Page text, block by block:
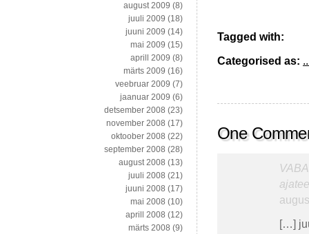
Tagged with:
Categorised as:
One
[…]
august 2009 (8)
juuli 2009 (18)
juuni 2009 (14)
mai 2009 (15)
aprill 2009 (8)
märts 2009 (16)
veebruar 2009 (7)
jaanuar 2009 (6)
detsember 2008 (23)
november 2008 (17)
oktoober 2008 (22)
september 2008 (28)
august 2008 (13)
juuli 2008 (21)
juuni 2008 (17)
mai 2008 (10)
aprill 2008 (12)
märts 2008 (9)